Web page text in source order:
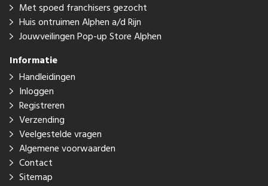
Met spoed franchisers gezocht
Huis ontruimen Alphen a/d Rijn
Jouwveilingen Pop-up Store Alphen
Informatie
Handleidingen
Inloggen
Registreren
Verzending
Veelgestelde vragen
Algemene voorwaarden
Contact
Sitemap